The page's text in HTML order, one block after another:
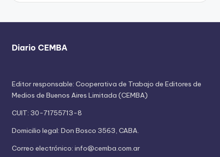
Diario CEMBA
Editor responsable: Cooperativa de Trabajo de Editores de
Medios de Buenos Aires Limitada (CEMBA)
CUIT: 30-71755713-8
Domicilio legal: Don Bosco 3563, CABA.
Correo electrónico: info@cemba.com.ar